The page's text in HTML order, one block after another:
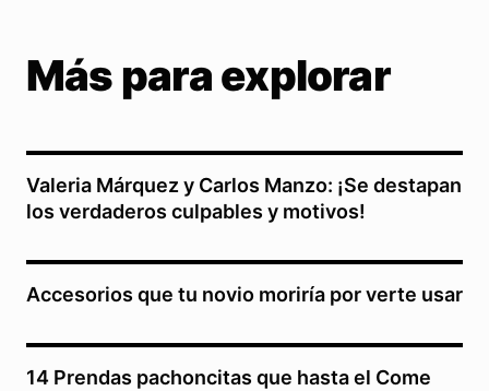
Más para explorar
Valeria Márquez y Carlos Manzo: ¡Se destapan
los verdaderos culpables y motivos!
Accesorios que tu novio moriría por verte usar
14 Prendas pachoncitas que hasta el Come